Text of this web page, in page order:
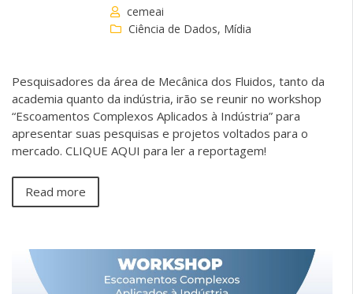
cemeai
Ciência de Dados, Mídia
Pesquisadores da área de Mecânica dos Fluidos, tanto da
academia quanto da indústria, irão se reunir no workshop
“Escoamentos Complexos Aplicados à Indústria” para
apresentar suas pesquisas e projetos voltados para o
mercado. CLIQUE AQUI para ler a reportagem!
Read more